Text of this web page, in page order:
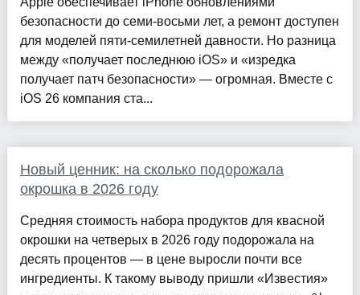
безопасности до семи-восьми лет, а ремонт доступен
для моделей пяти-семилетней давности. Но разница
между «получает последнюю iOS» и «изредка
получает патч безопасности» — огромная. Вместе с
iOS 26 компания ста...
Новый ценник: на сколько подорожала
окрошка в 2026 году
Средняя стоимость набора продуктов для квасной
окрошки на четверых в 2026 году подорожала на
десять процентов — в цене выросли почти все
ингредиенты. К такому выводу пришли «Известия»